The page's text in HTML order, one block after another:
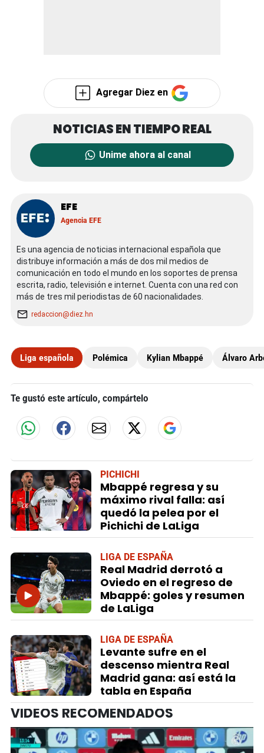
Agregar Diez en
Unime ahora al canal
EFE
Agencia EFE
Es una agencia de noticias internacional española que
distribuye información a más de dos mil medios de
comunicación en todo el mundo en los soportes de prensa
escrita, radio, televisión e internet. Cuenta con una red con
más de tres mil periodistas de 60 nacionalidades.
redaccion@diez.hn
Liga española Polémica Kylian Mbappé Álvaro
Te gustó este artículo, compártelo
PICHICHI
Mbappé regresa y su
máximo rival falla: así
quedó la pelea por el
Pichichi de LaLiga
LIGA DE ESPAÑA
Real Madrid derrotó a
Oviedo en el regreso de
Mbappé: goles y resumen
de LaLiga
LIGA DE ESPAÑA
Levante sufre en el
descenso mientra Real
Madrid gana: así está la
tabla en España
VIDEOS RECOMENDADOS